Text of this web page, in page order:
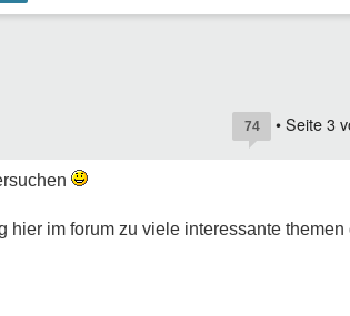
74 • Seite 3
im forum zu viele interessante